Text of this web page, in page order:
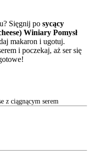
Sięgnij po sycący
Winiary Pomysł
makaron i ugotuj.
i poczekaj, aż ser się
z ciągnącym serem